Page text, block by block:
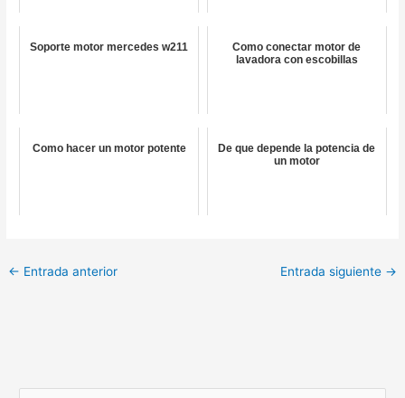
Soporte motor mercedes w211
Como conectar motor de
lavadora con escobillas
Como hacer un motor potente
De que depende la potencia de
un motor
← Entrada anterior Entrada siguiente →